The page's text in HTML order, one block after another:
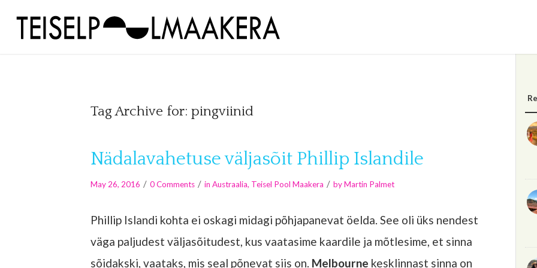
Tag Archive for: pingviinid
Nädalavahetuse väljasõit Phillip Islandile
May 26, 2016 / 0 Comments / in Austraalia, Teisel Pool Maakera / byMartin Palmet
Phillip Islandi kohta ei oskagi midagi põhjapanevat öelda. See oli üks nendest
väga paljudest väljasõitudest, kus vaatasime kaardile ja mõtlesime, et sinna
sõidakski, vaataks, mis seal põnevat siis on. Melbourne kesklinnast sinna on